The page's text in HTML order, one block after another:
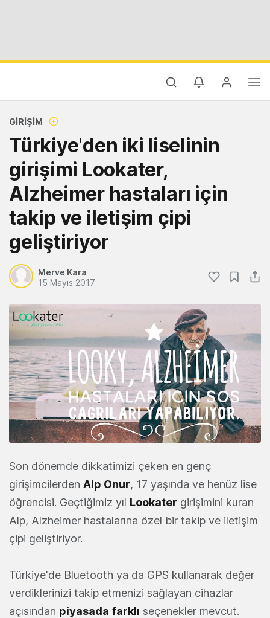
GIRIŞIM
Türkiye'den iki liselinin
girişimi Lookater,
Alzheimer hastaları için
takip ve iletişim çipi
geliştiriyor
Merve Kara
15 Mayıs 2017
Son dönemde dikkatimizi çeken en genç
girişimcilerden Alp Onur, 17 yaşında ve henüz lise
öğrencisi. Geçtiğimiz yıl Lookater girişimini kuran
Alp, Alzheimer hastalarına özel bir takip ve iletişim
çipi geliştiriyor.
Türkiye'de Bluetooth ya da GPS kullanarak değer
verdiklerinizi takip etmenizi sağlayan cihazlar
açısından piyasada farklı seçenekler mevcut.